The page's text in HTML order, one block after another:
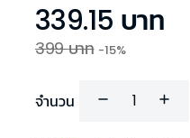
339.15 บาท
399บาท -15%
จำนวน